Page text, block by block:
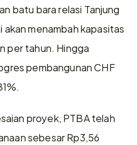
batu bara relasi Tanjung
akan menambah kapasitas
per tahun. Hingga
pembangunan CHF
proyek, PTBA telah
sebesar Rp3,56